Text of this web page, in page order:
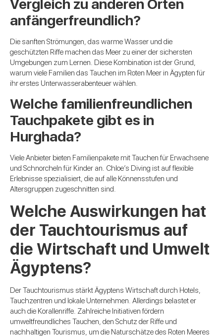
Vergleich zu anderen Orten
anfängerfreundlich?
Die sanften Strömungen, das warme Wasser und die
geschützten Riffe machen das Meer zu einer der sichersten
Umgebungen zum Lernen. Diese Kombination ist der Grund,
warum viele Familien das Tauchen im Roten Meer in Ägypten für
ihr erstes Unterwasserabenteuer wählen.
Welche familienfreundlichen
Tauchpakete gibt es in
Hurghada?
Viele Anbieter bieten Familienpakete mit Tauchen für Erwachsene
und Schnorcheln für Kinder an. Chloe’s Diving ist auf flexible
Erlebnisse spezialisiert, die auf alle Könnensstufen und
Altersgruppen zugeschnitten sind.
Welche Auswirkungen hat
der Tauchtourismus auf
die Wirtschaft und Umwelt
Ägyptens?
Der Tauchtourismus stärkt Ägyptens Wirtschaft durch Hotels,
Tauchzentren und lokale Unternehmen. Allerdings belastet er
auch die Korallenriffe. Zahlreiche Initiativen fördern
umweltfreundliches Tauchen, den Schutz der Riffe und
nachhaltigen Tourismus, um die Naturschätze des Roten Meeres